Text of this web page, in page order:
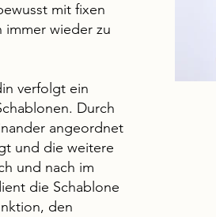
mit fixen
immer wieder zu
verfolgt ein
Durch
angeordnet
und die weitere
und nach im
die Schablone
den